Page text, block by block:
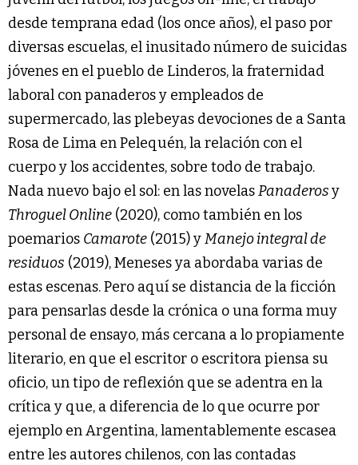
desde temprana edad (los once años), el paso por
diversas escuelas, el inusitado número de suicidas
jóvenes en el pueblo de Linderos, la fraternidad
laboral con panaderos y empleados de
supermercado, las plebeyas devociones de a Santa
Rosa de Lima en Pelequén, la relación con el
cuerpo y los accidentes, sobre todo de trabajo.
Nada nuevo bajo el sol: en las novelasPanaderosy
Throguel Online (2020), como también en los
poemarios Camarote (2015) yManejo integral de
residuos (2019), Meneses ya abordaba varias de
estas escenas. Pero aquí se distancia de la ficción
para pensarlas desde la crónica o una forma muy
personal de ensayo, más cercana a lo propiamente
literario, en que el escritor o escritora piensa su
oficio, un tipo de reflexión que se adentra en la
crítica y que, a diferencia de lo que ocurre por
ejemplo en Argentina, lamentablemente escasea
entre les autores chilenos, con las contadas